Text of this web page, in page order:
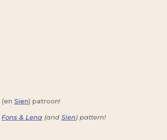
(en Sien) patroon!
Fons & Lena (and Sien) pattern!